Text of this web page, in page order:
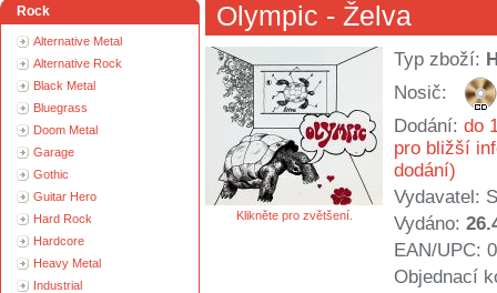
Rock
Alternative Metal
Alternative Rock
Black Metal
Bluegrass
Doom Metal
Garage
Gothic
Guitar Hero
Hard Rock
Hardcore
Heavy Metal
Industrial
Olympic - Želva
Klikněte pro zvětšení.
Typ zboží:
Nosič:
Dodání: do
pro bližší
dodání)
Vydavatel:
Vydáno:
EAN/UPC:
Objednací